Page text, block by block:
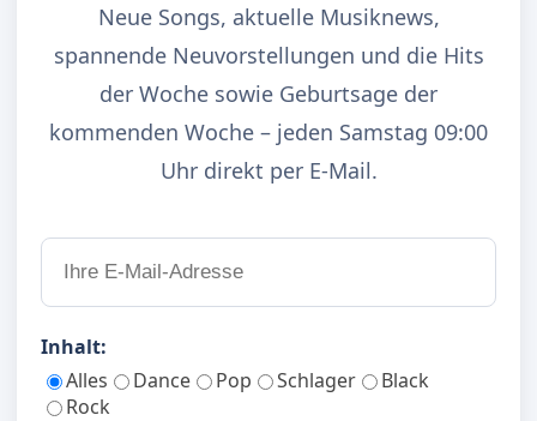
Neue Songs, aktuelle Musiknews,
spannende Neuvorstellungen und die Hits
der Woche sowie Geburtsage der
kommenden Woche – jeden Samstag 09:00
Uhr direkt per E-Mail.
Inhalt:
Alles
Dance Pop Schlager
Black
Rock